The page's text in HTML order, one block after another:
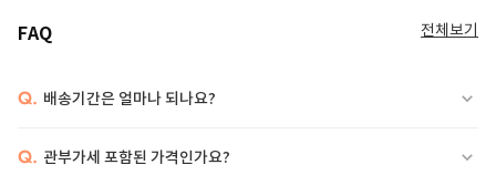
FAQ 전체보기
Q. 배송기간은 얼마나 되나요?
Q. 관부가세 포함된 가격인가요?